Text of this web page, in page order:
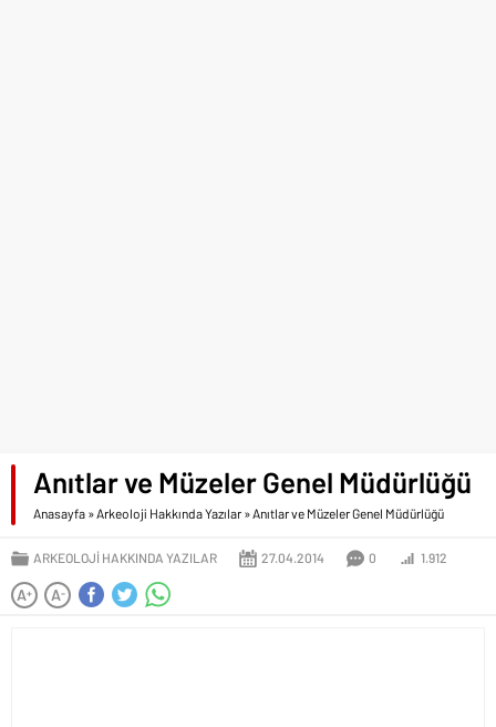
Anıtlar ve Müzeler Genel Müdürlüğü
Anasayfa »Arkeoloji Hakkında Yazılar »Anıtlar ve Müzeler Genel Müdürlüğü
ARKEOLOJI HAKKINDA YAZILAR 27.04.2014 0 1.912
A+ A-